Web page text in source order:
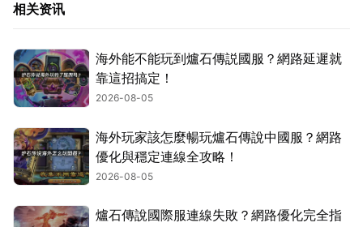
相关资讯
海外能不能玩到爐石傳説國服？網路延遲就
靠這招搞定！
2026-08-05
海外玩家該怎麼暢玩爐石傳說中國服？網路
優化與穩定連線全攻略！
2026-08-05
爐石傳說國際服連線失敗？網路優化完全指